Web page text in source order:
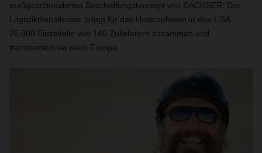
maßgeschneidertes Beschaffungskonzept von DACHSER: Der
Logistikdienstleister bringt für das Unternehmen in den USA
25.000 Einzelteile von 140 Zulieferern zusammen und
transportiert sie nach Europa.